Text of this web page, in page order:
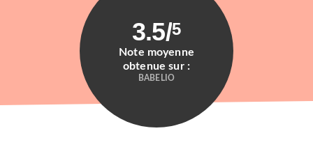
3.5/5
Note moyenne
obtenue sur :
BABELIO